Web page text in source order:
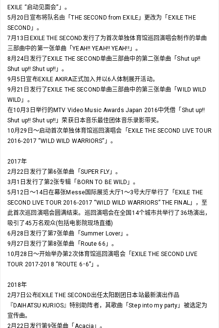
EXILE “启动见面会”」。
5月20日宣布将队名由「THE SECOND from EXILE」更改为「EXILE THE
SECOND」。
7月13日EXILE THE SECOND发行了为首次单独体育馆巡回演唱会制作的单曲
三部曲中的第一张单曲「YEAH!! YEAH!! YEAH!!」。
8月24日发行了EXILE THE SECOND单曲三部曲中的第二张单曲「Shut up!!
Shut up!! Shut up!!」。
9月5日宣布EXILE AKIRA正式加入并以6人体制展开活动。
9月21日发行了EXILE THE SECOND单曲三部曲中的第三张单曲「WILD WILD
WILD」。
在10月3日举行的MTV Video Music Awards Japan 2016中凭借「Shut up!!
Shut up!! Shut up!!」荣获日本音乐最佳团体音乐录影带奖。
10月29日～启动首次单独体育馆巡回演唱会「EXILE THE SECOND LIVE TOUR
2016-2017 “WILD WILD WARRIORS”」。
2017年
2月22日发行了第6张单曲「SUPER FLY」。
3月1日发行了第2张专辑「BORN TO BE WILD」。
5月12日～14日在幕张Messe国际展览大厅1～3号大厅举行了「EXILE THE
SECOND LIVE TOUR 2016-2017 “WILD WILD WARRIORS” THE FINAL」，至
此首次巡回演唱会圆满结束。巡回演唱会在全国14个城市共举行了36场演出，
吸引了45万名观众(包括电影院现场直播)
6月28日发行了第7张单曲「Summer Lover」。
9月27日发行了第8张单曲「Route 66」。
10月28日～开始举办第2次体育馆巡回演唱会「EXILE THE SECOND LIVE
TOUR 2017-2018 “ROUTE 6･6”」。
2018年
2月7日公布EXILE THE SECOND出任太阳剧团日本站最新演出作品
『DAIHATSU KURIOS』特别助阵者，其歌曲「Step into my party」被选定为
宣传曲。
2月22日发行第9张单曲「Acacia」。